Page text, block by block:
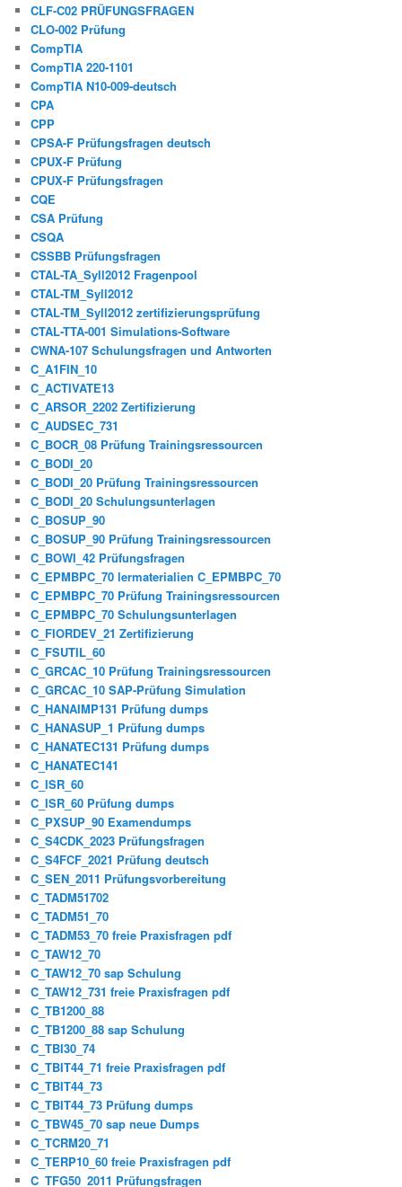
CLF-C02 PRÜFUNGSFRAGEN
CLO-002 Prüfung
CompTIA
CompTIA 220-1101
CompTIA N10-009-deutsch
CPA
CPP
CPSA-F Prüfungsfragen deutsch
CPUX-F Prüfung
CPUX-F Prüfungsfragen
CQE
CSA Prüfung
CSQA
CSSBB Prüfungsfragen
CTAL-TA_Syll2012 Fragenpool
CTAL-TM_Syll2012
CTAL-TM_Syll2012 zertifizierungsprüfung
CTAL-TTA-001 Simulations-Software
CWNA-107 Schulungsfragen und Antworten
C_A1FIN_10
C_ACTIVATE13
C_ARSOR_2202 Zertifizierung
C_AUDSEC_731
C_BOCR_08 Prüfung Trainingsressourcen
C_BODI_20
C_BODI_20 Prüfung Trainingsressourcen
C_BODI_20 Schulungsunterlagen
C_BOSUP_90
C_BOSUP_90 Prüfung Trainingsressourcen
C_BOWI_42 Prüfungsfragen
C_EPMBPC_70 lermaterialien C_EPMBPC_70
C_EPMBPC_70 Prüfung Trainingsressourcen
C_EPMBPC_70 Schulungsunterlagen
C_FIORDEV_21 Zertifizierung
C_FSUTIL_60
C_GRCAC_10 Prüfung Trainingsressourcen
C_GRCAC_10 SAP-Prüfung Simulation
C_HANAIMP131 Prüfung dumps
C_HANASUP_1 Prüfung dumps
C_HANATEC131 Prüfung dumps
C_HANATEC141
C_ISR_60
C_ISR_60 Prüfung dumps
C_PXSUP_90 Examendumps
C_S4CDK_2023 Prüfungsfragen
C_S4FCF_2021 Prüfung deutsch
C_SEN_2011 Prüfungsvorbereitung
C_TADM51702
C_TADM51_70
C_TADM53_70 freie Praxisfragen pdf
C_TAW12_70
C_TAW12_70 sap Schulung
C_TAW12_731 freie Praxisfragen pdf
C_TB1200_88
C_TB1200_88 sap Schulung
C_TBI30_74
C_TBIT44_71 freie Praxisfragen pdf
C_TBIT44_73
C_TBIT44_73 Prüfung dumps
C_TBW45_70 sap neue Dumps
C_TCRM20_71
C_TERP10_60 freie Praxisfragen pdf
C_TFG50_2011 Prüfungsfragen